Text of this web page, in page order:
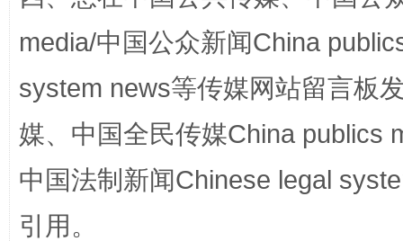
东山县通报“牛蛙产品抗生素超标问题”
media/中国公众新闻China
system news等传媒网站留言板
媒、中国全民传媒China publics
中国法制新闻Chinese legal
引用。